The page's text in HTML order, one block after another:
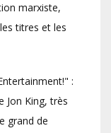
marxiste,
titres et les
:
Jon King, très
grand de